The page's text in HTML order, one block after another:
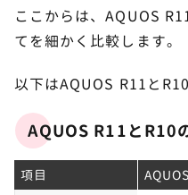
ここからは、AQUOS
てを細かく比較します。
以下はAQUOS R11と
AQUOS R11とR10
項目